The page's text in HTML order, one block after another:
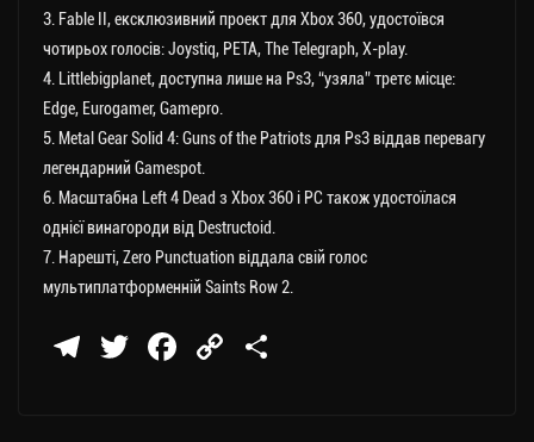
3. Fable II, ексклюзивний проект для Xbox 360, удостоївся
чотирьох голосів: Joystiq, PETA, The Telegraph, X-play.
4. Littlebigplanet, доступна лише на Ps3, “узяла” третє місце:
Edge, Eurogamer, Gamepro.
5. Metal Gear Solid 4: Guns of the Patriots для Ps3 віддав перевагу
легендарний Gamespot.
6. Масштабна Left 4 Dead з Xbox 360 і РС також удостоїлася
однієї винагороди від Destructoid.
7. Нарешті, Zero Punctuation віддала свій голос
мультиплатформенній Saints Row 2.
Te
T
Fa
C